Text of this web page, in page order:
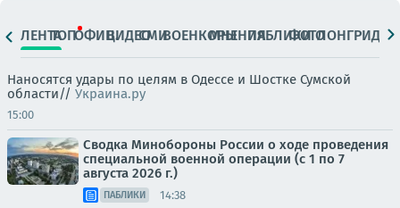
ЛЕНТАТОПОФИЦ.ВИДЕОСМИВОЕНКОРЫМНЕНИЯПАБЛИКИ
ФОТОЛОНГРИДЫ
Наносятся удары по целям в Одессе и Шостке Сумской
области// Украина.ру
15:00
Сводка Минобороны России о ходе проведения
специальной военной операции (с 1 по 7
августа 2026 г.)
ПАБЛИКИ 14:38